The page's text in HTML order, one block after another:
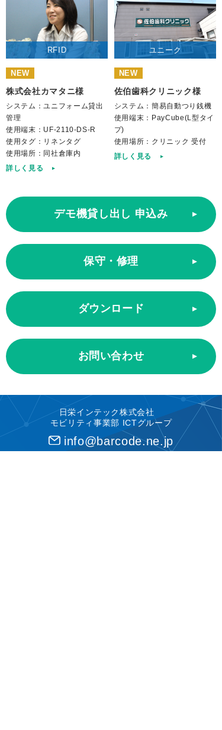
RFID
NEW
株式会社カマタニ様
システム：ユニフォーム貸出
管理
使用端末：UF-2110-DS-R
使用タグ：リネンタグ
使用場所：同社倉庫内
詳しく見る
ユニーク
NEW
佐伯歯科クリニック様
システム：簡易自動つり銭機
使用端末：PayCube(L型タイ
プ)
使用場所：クリニック 受付
詳しく見る
デモ機貸し出し 申込み
保守・修理
ダウンロード
お問い合わせ
日栄インテック株式会社
モビリティ事業部 ICTグループ
info@barcode.ne.jp